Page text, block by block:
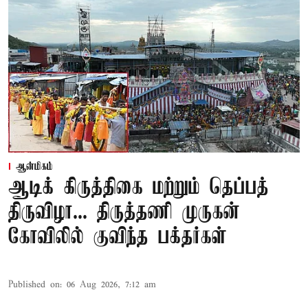
ஆன்மிகம்
ஆடிக் கிருத்திகை மற்றும் தெப்பத்
திருவிழா... திருத்தணி முருகன்
கோவிலில் குவிந்த பக்தர்கள்
Published on: 06 Aug 2026, 7:12 am